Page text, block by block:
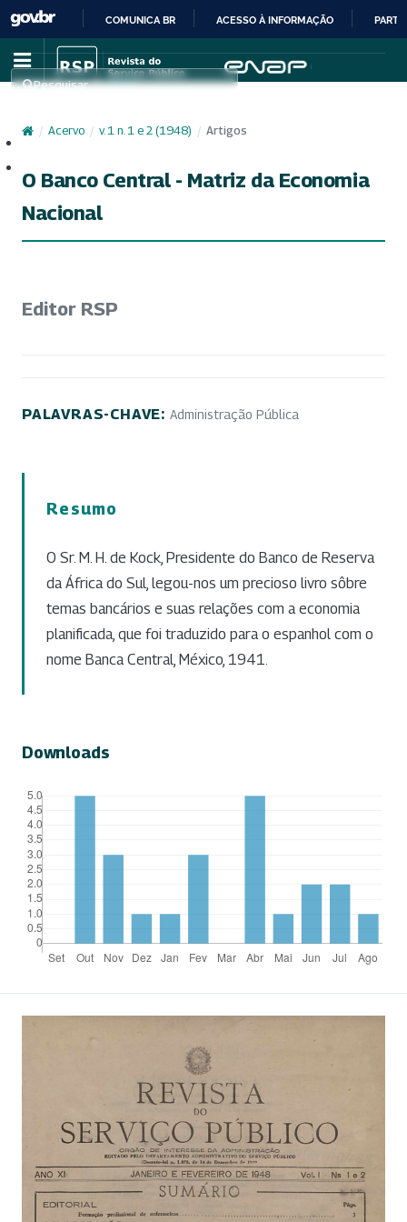
IR
PARA
CONTEÚDO
COMUNICA BR ACESSO À INFORMAÇÃO
Pesquisar
/ Acervo / v. 1 n. 1 e 2 (1948) / Artigos
O Banco Central - Matriz da Economia
Nacional
Editor RSP
PALAVRAS-CHAVE: Administração Pública
Resumo
O Sr. M. H. de Kock, Presidente do Banco de Reserva
da África do Sul, legou-nos um precioso livro sôbre
temas bancários e suas relações com a economia
planificada, que foi traduzido para o espanhol com o
nome Banca Central, México, 1941.
Downloads